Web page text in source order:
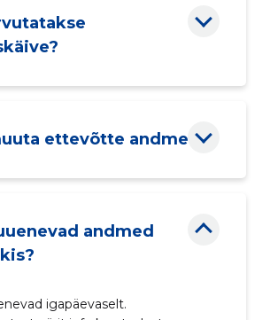
ettevõtte andmeid?
andmed
igapäevaselt.